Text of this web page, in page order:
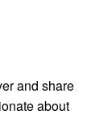
and share
about